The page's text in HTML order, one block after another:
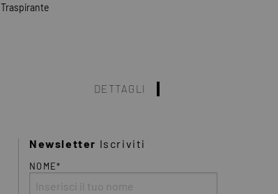
Traspirante
DETTAGLI
Newsletter Iscriviti
NOME*